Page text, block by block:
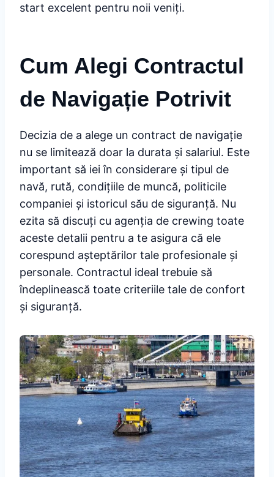
start excelent pentru noii veniți.
Cum Alegi Contractul
de Navigație Potrivit
Decizia de a alege un contract de navigație
nu se limitează doar la durata și salariul. Este
important să iei în considerare și tipul de
navă, rută, condițiile de muncă, politicile
companiei și istoricul său de siguranță. Nu
ezita să discuți cu agenția de crewing toate
aceste detalii pentru a te asigura că ele
corespund așteptărilor tale profesionale și
personale. Contractul ideal trebuie să
îndeplinească toate criteriile tale de confort
și siguranță.